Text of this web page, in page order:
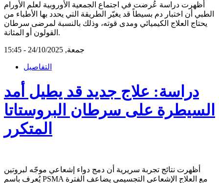
أظهرت دراسة عُرضت في اجتماع الجمعية الأوروبية لعلم الأورام
الطبي أن اختبار دم بسيطاً قد يغيّر الطريقة التي يحدد بها الأطباء من
يحتاج العلاج الكيميائي ومدى قوته، وذلك بالنسبة لمرضى سرطان
القولون أو المثانة.
جمعة, 24/10/2025 - 15:45
التفاصيل
دراسة: علاج جديد قد يطيل أمد
السيطرة على سرطان البروستاتا
المتكرر
أظهرت نتائج تجربة سريرية أن دمج دواء إشعاعي موجّه لبروتين
يُعرف باسم PSMA مع العلاج الإشعاعي التجسيمي يضاعف الفترة